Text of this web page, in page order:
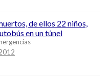
de ellos 22 niños,
en un túnel